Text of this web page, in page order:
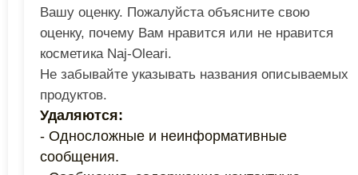
Вашу оценку. Пожалуйста объясните свою
оценку, почему Вам нравится или не нравится
косметика Naj-Oleari.
Не забывайте указывать названия описываемых
продуктов.
Удаляются:
- Односложные и неинформативные
сообщения.